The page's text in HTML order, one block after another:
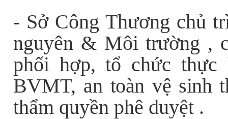
- Sở Công Thương chủ
nguyên & Môi trường ,
phối hợp, tổ chức
BVMT, an toàn vệ sinh
thẩm quyền phê duyệt .